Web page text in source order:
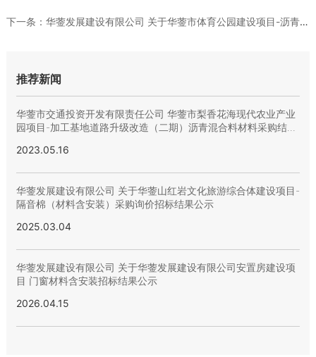
下一条： 华蓥发展建设有限公司 关于华蓥市体育公园建设项目-沥青、EP...
推荐新闻
华蓥市交通投资开发有限责任公司 华蓥市梨香花海现代农业产业
园项目-加工基地道路升级改造（二期）沥青混合料材料采购结果
2023.05.16
华蓥发展建设有限公司 关于华蓥山红岩文化旅游综合体建设项目-
隔音棉（材料含安装）采购询价招标结果公示
2025.03.04
华蓥发展建设有限公司 关于华蓥发展建设有限公司安置房建设项
目 门窗材料含安装招标结果公示
2026.04.15